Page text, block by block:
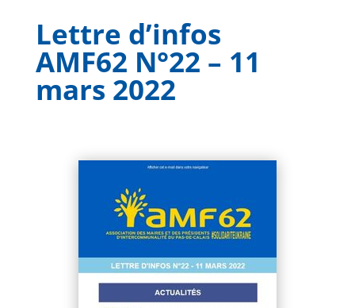
Lettre d’infos
AMF62 N°22 – 11
mars 2022